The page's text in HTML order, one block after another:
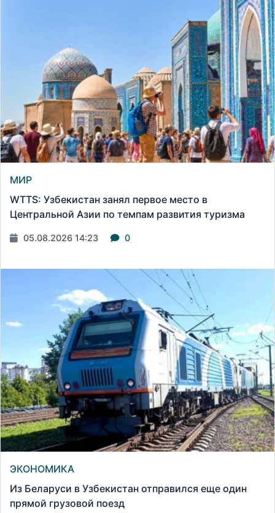
МИР
WTTS: Узбекистан занял первое место в
Центральной Азии по темпам развития туризма
05.08.2026 14:23 0
ЭКОНОМИКА
Из Беларуси в Узбекистан отправился еще один
прямой грузовой поезд